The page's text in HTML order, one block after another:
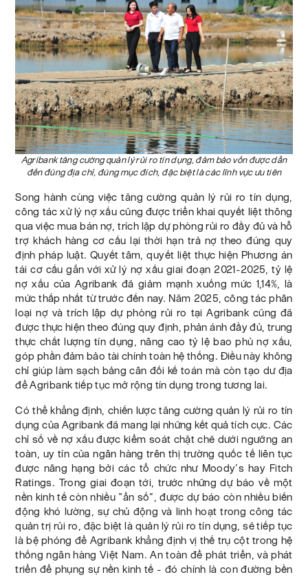
Agribank tăng cường quản lý rủi ro tín dụng, đảm bảo vốn được dẫn
đến đúng địa chỉ, đúng mục đích, đặc biệt là các lĩnh vực ưu tiên
Song hành cùng việc tăng cường quản lý rủi ro tín dụng,
công tác xử lý nợ xấu cũng được triển khai quyết liệt thông
qua việc mua bán nợ, trích lập dự phòng rủi ro đầy đủ và hỗ
trợ khách hàng cơ cấu lại thời hạn trả nợ theo đúng quy
định pháp luật. Quyết tâm, quyết liệt thực hiện Phương án
tái cơ cấu gắn với xử lý nợ xấu giai đoạn 2021-2025, tỷ lệ
nợ xấu của Agribank đã giảm mạnh xuống mức 1,14%, là
mức thấp nhất từ trước đến nay. Năm 2025, công tác phân
loại nợ và trích lập dự phòng rủi ro tại Agribank cũng đã
được thực hiện theo đúng quy định, phản ánh đầy đủ, trung
thực chất lượng tín dụng, nâng cao tỷ lệ bao phủ nợ xấu,
góp phần đảm bảo tài chính toàn hệ thống. Điều này không
chỉ giúp làm sạch bảng cân đối kế toán mà còn tạo dư địa
để Agribank tiếp tục mở rộng tín dụng trong tương lai.
Có thể khẳng định, chiến lược tăng cường quản lý rủi ro tín
dụng của Agribank đã mang lại những kết quả tích cực. Các
chỉ số về nợ xấu được kiểm soát chặt chẽ dưới ngưỡng an
toàn, uy tín của ngân hàng trên thị trường quốc tế liên tục
được nâng hạng bởi các tổ chức như Moody’s hay Fitch
Ratings. Trong giai đoạn tới, trước những dự báo về một
nền kinh tế còn nhiều “ẩn số”, được dự báo còn nhiều biến
động khó lường, sự chủ động và linh hoạt trong công tác
quản trị rủi ro, đặc biệt là quản lý rủi ro tín dụng, sẽ tiếp tục
là bệ phóng để Agribank khẳng định vị thế trụ cột trong hệ
thống ngân hàng Việt Nam. An toàn để phát triển, và phát
triển để phụng sự nền kinh tế - đó chính là con đường bền